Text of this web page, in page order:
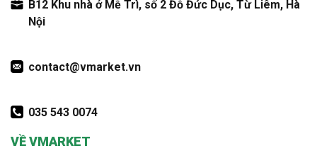
B12 Khu nhà ở Mễ Trì, số 2 Đỗ Đức Dục, Từ Liêm, Hà
Nội
contact@vmarket.vn
035 543 0074
VỀ VMARKET